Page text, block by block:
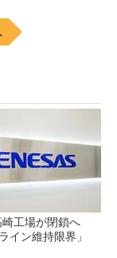
崎工場が閉鎖へ
イン維持限界」